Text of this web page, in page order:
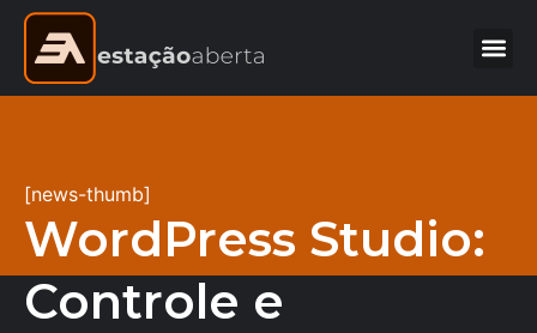
[news-thumb]
WordPress Studio:
Controle e